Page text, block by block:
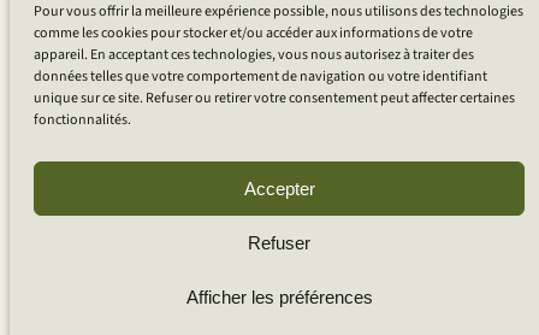
Pour vous offrir la meilleure expérience possible, nous utilisons des technologies
comme les cookies pour stocker et/ou accéder aux informations de votre
appareil. En acceptant ces technologies, vous nous autorisez à traiter des
données telles que votre comportement de navigation ou votre identifiant
unique sur ce site. Refuser ou retirer votre consentement peut affecter certaines
fonctionnalités.
Accepter
Refuser
Afficher les préférences
Clarivia Inc.
Guidé par le courage, porté par la curiosité, ancré dans la
compassion.
© 2026 Clarivia Inc., tous droits réservés